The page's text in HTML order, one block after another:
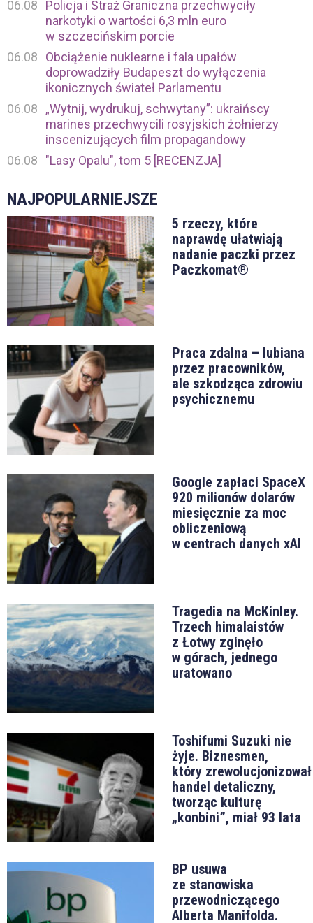
06.08
Policja i Straż Graniczna przechwyciły
narkotyki o wartości 6,3 mln euro
w szczecińskim porcie
06.08
Obciążenie nuklearne i fala upałów
doprowadziły Budapeszt do wyłączenia
ikonicznych świateł Parlamentu
06.08
„Wytnij, wydrukuj, schwytany”: ukraińscy
marines przechwycili rosyjskich żołnierzy
inscenizujących film propagandowy
06.08
"Lasy Opalu", tom 5 [RECENZJA]
NAJPOPULARNIEJSZE
5 rzeczy, które
naprawdę ułatwiają
nadanie paczki przez
Paczkomat®
Praca zdalna – lubiana
przez pracowników,
ale szkodząca zdrowiu
psychicznemu
Google zapłaci SpaceX
920 milionów dolarów
miesięcznie za moc
obliczeniową
w centrach danych xAI
Tragedia na McKinley.
Trzech himalaistów
z Łotwy zginęło
w górach, jednego
uratowano
Toshifumi Suzuki nie
żyje. Biznesmen,
który zrewolucjonizował
handel detaliczny,
tworząc kulturę
„konbini”, miał 93 lata
BP usuwa
ze stanowiska
przewodniczącego
Alberta Manifolda.